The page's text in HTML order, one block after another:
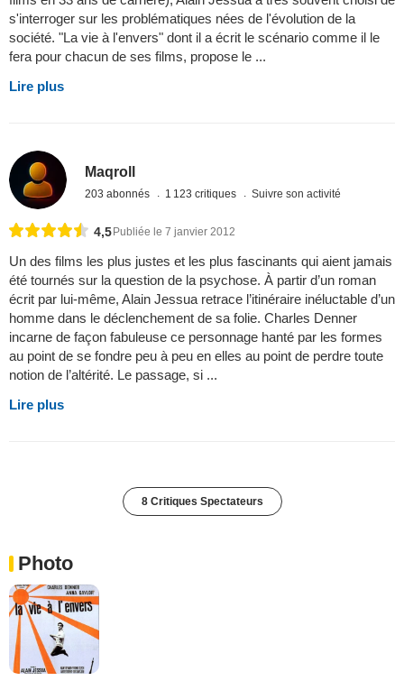
s'interroger sur les problématiques nées de l'évolution de la
société. "La vie à l'envers" dont il a écrit le scénario comme il le
fera pour chacun de ses films, propose le ...
Lire plus
Maqroll
203 abonnés 1 123 critiques Suivre son activité
4,5Publiée le 7 janvier 2012
Un des films les plus justes et les plus fascinants qui aient jamais
été tournés sur la question de la psychose. À partir d’un roman
écrit par lui-même, Alain Jessua retrace l’itinéraire inéluctable d’un
homme dans le déclenchement de sa folie. Charles Denner
incarne de façon fabuleuse ce personnage hanté par les formes
au point de se fondre peu à peu en elles au point de perdre toute
notion de l’altérité. Le passage, si ...
Lire plus
8 Critiques Spectateurs
Photo